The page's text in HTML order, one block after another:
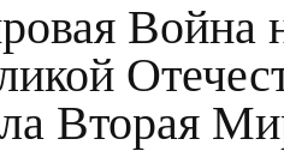
Война
Вторая